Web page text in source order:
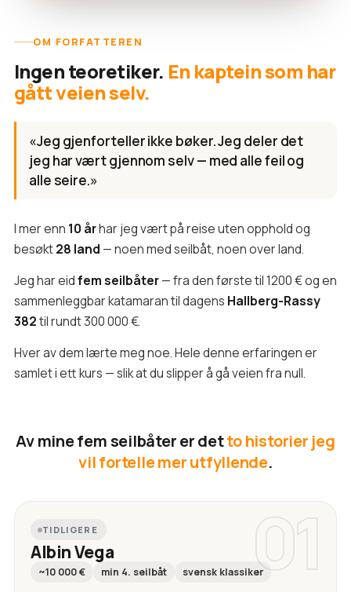
OM FORFATTEREN
Ingen teoretiker. En kaptein som har
gått veien selv.
«Jeg gjenforteller ikke bøker. Jeg deler det
jeg har vært gjennom selv — med alle feil og
alle seire.»
I mer enn 10 århar jeg vært på reise uten opphold og
besøkt28 land — noen med seilbåt, noen over land.
Jeg har eidfem seilbåter— fra den første til 1200 € og en
sammenleggbar katamaran til dagens Hallberg-Rassy
382til rundt 300 000 €.
Hver av dem lærte meg noe. Hele denne erfaringen er
samlet i ett kurs — slik at du slipper å gå veien fra null.
Av mine fem seilbåter er detto historier jeg
vil fortelle mer utfyllende.
01
TIDLIGERE
Albin Vega
~10 000 € min 4. seilbåt svensk klassiker